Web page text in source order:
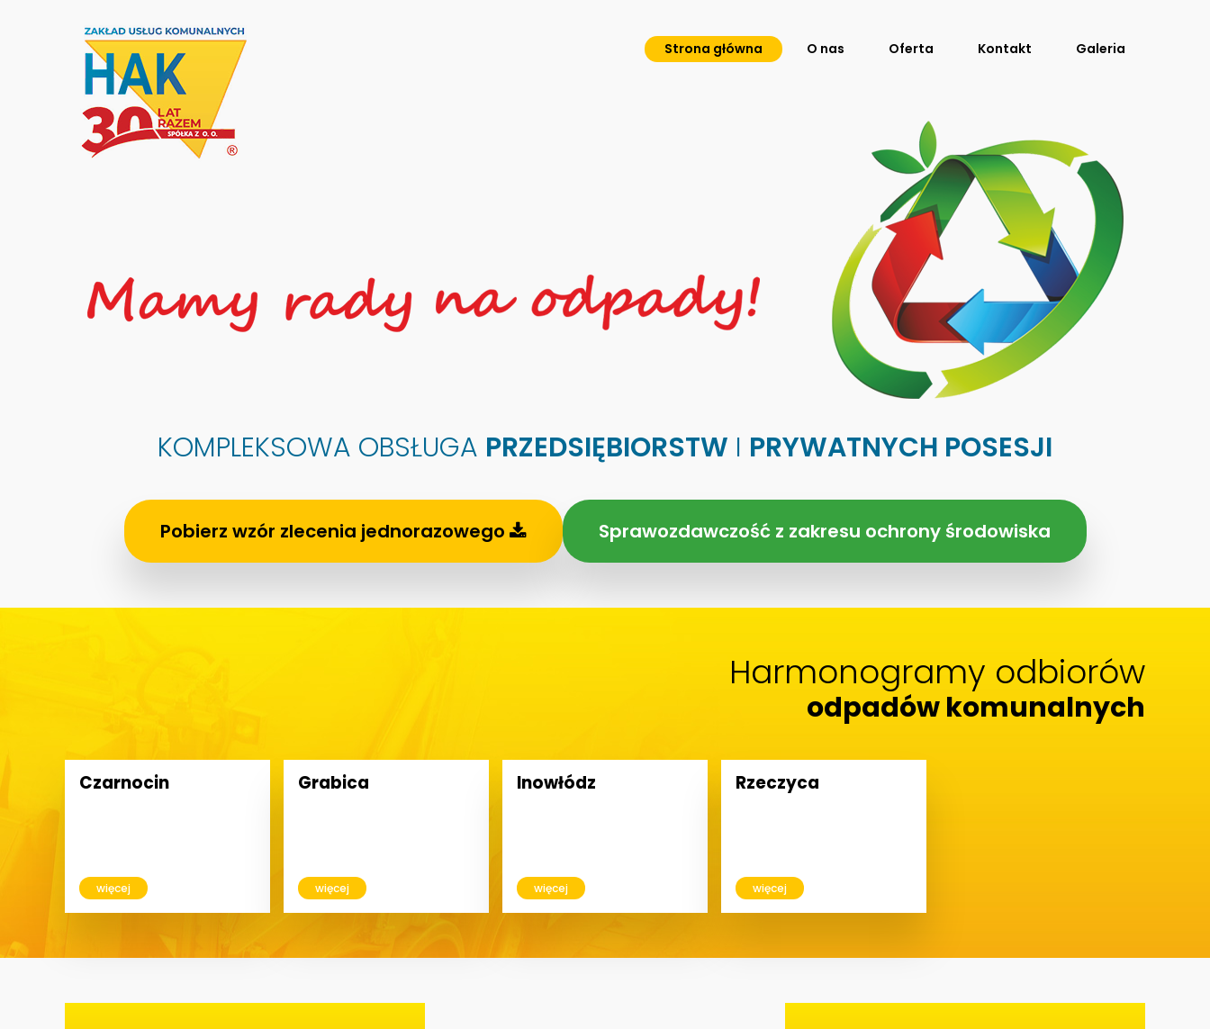
Strona główna O nas Oferta Kontakt Galeria
KOMPLEKSOWA OBSŁUGA PRZEDSIĘBIORSTW I PRYWATNYCH POSESJI
Pobierz wzór zlecenia jednorazowego Sprawozdawczość z zakresu ochrony środowiska
Harmonogramy odbiorów
odpadów komunalnych
Czarnocin
więcej
Grabica
więcej
Inowłódz
więcej
Rzeczyca
więcej